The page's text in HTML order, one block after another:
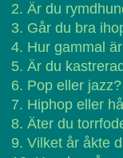
2. Är du
3. Går du bra
4. Hur gammal
5. Är du
6. Pop eller jazz?
7. Hiphop eller
8. Äter du
9. Vilket år åkte